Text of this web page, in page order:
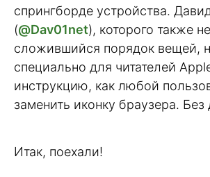
спрингборде устройства.
(@Dav01net), которого также
сложившийся порядок вещей,
специально для читателей
инструкцию, как любой
заменить иконку браузера.
Итак, поехали!